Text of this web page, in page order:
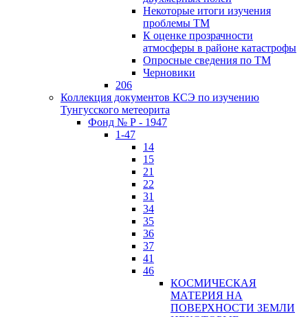
Некоторые итоги изучения
проблемы ТМ
К оценке прозрачности
атмосферы в районе катастрофы
Опросные сведения по ТМ
Черновики
206
Коллекция документов КСЭ по изучению
Тунгусского метеорита
Фонд № Р - 1947
1-47
14
15
21
22
31
34
35
36
37
41
46
КОСМИЧЕСКАЯ
МАТЕРИЯ НА
ПОВЕРХНОСТИ ЗЕМЛИ